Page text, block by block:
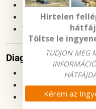
Dupuytren
Rotátorköpeny műtét
Vállprotézis műtét
Diagnosztika:
MRI vizsgálat
Röntgen vizsgálat
EMG / ENG vizsgálat
Hirtelen
Töltse le
TUDJON MEG
Kérem az